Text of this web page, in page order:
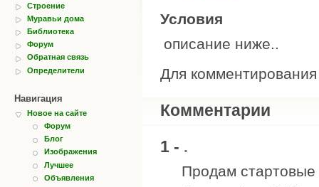
Строение
Муравьи дома
Библиотека
Форум
Обратная связь
Определители
Навигация
Новое на сайте
Форум
Блог
Изображения
Лучшее
Объявления
Условия
описание ниже..
Для
Комментарии
1 - .
Продам